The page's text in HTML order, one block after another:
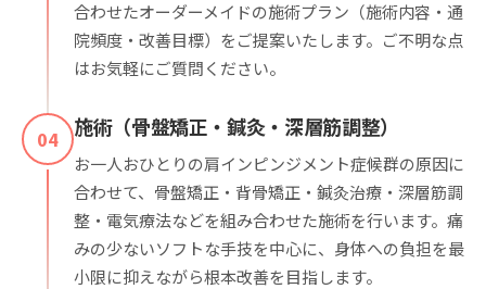
合わせたオーダーメイドの施術プラン（施術内容・通
院頻度・改善目標）をご提案いたします。ご不明な点
はお気軽にご質問ください。
04 施術（骨盤矯正・鍼灸・深層筋調整）
お一人おひとりの肩インピンジメント症候群の原因に
合わせて、骨盤矯正・背骨矯正・鍼灸治療・深層筋調
整・電気療法などを組み合わせた施術を行います。痛
みの少ないソフトな手技を中心に、身体への負担を最
小限に抑えながら根本改善を目指します。